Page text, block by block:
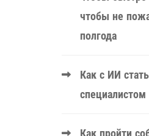
чтобы не
полгода
Как с ИИ
специалистом
Как пройти